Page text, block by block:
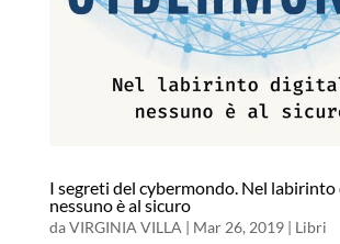
I segreti del cybermondo. Nel
nessuno è al sicuro
daVIRGINIA VILLA | Mar 26, 2019| Libri